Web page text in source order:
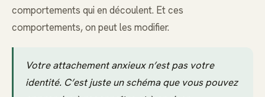
comportements qui en découlent. Et ces
comportements, on peut les modifier.
Votre attachement anxieux n’est pas votre
identité. C’est juste un schéma que vous pouvez